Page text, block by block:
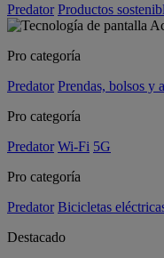
Predator Productos
Pro categoría
Predator Prendas, bolsos y
Pro categoría
Predator Wi-Fi 5G
Pro categoría
Predator Bicicletas
Destacado